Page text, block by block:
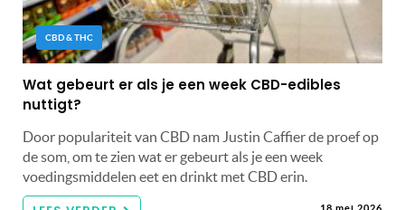
CBD & THC
Wat gebeurt er als je een week CBD-edibles
nuttigt?
Door populariteit van CBD nam Justin Caffier de proef op
de som, om te zien wat er gebeurt als je een week
voedingsmiddelen eet en drinkt met CBD erin.